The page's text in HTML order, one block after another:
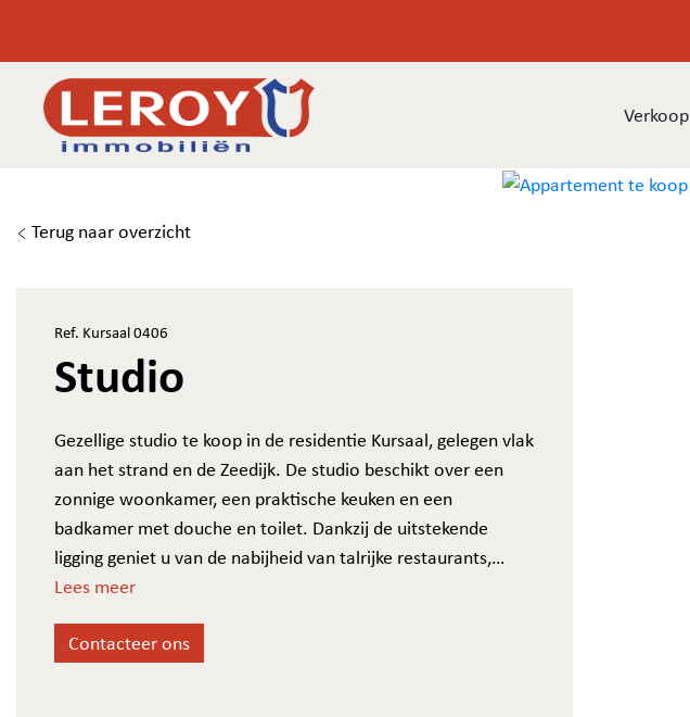
Verkoop
Terug naar overzicht
Ref. Kursaal 0406
Studio
Gezellige studio te koop in de residentie Kursaal, gelegen vlak
aan het strand en de Zeedijk. De studio beschikt over een
zonnige woonkamer, een praktische keuken en een
badkamer met douche en toilet. Dankzij de uitstekende
ligging geniet u van de nabijheid van talrijke restaurants,
terwijl winkels en het centrum zich op wandelafstand
stekje aan zee.
Lees meer
Contacteer ons